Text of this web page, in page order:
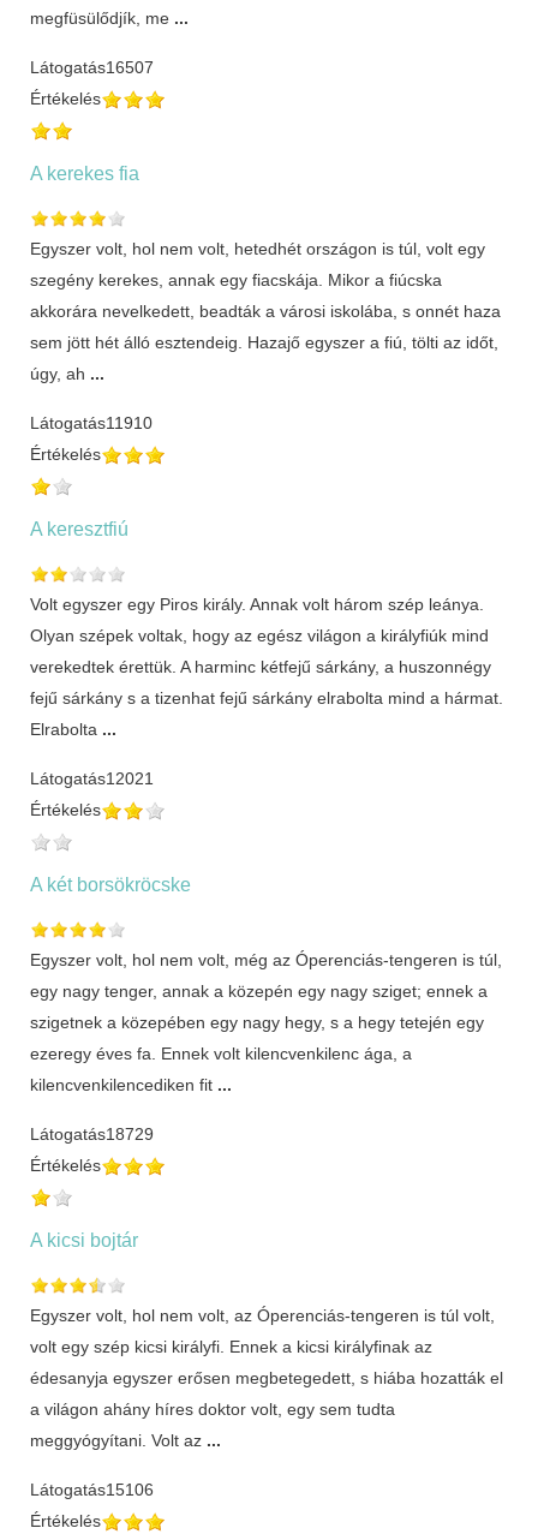
megfüsülődjík, me ...
Látogatás16507
Értékelés
A kerekes fia
Egyszer volt, hol nem volt, hetedhét országon is túl, volt egy
szegény kerekes, annak egy fiacskája. Mikor a fiúcska
akkorára nevelkedett, beadták a városi iskolába, s onnét haza
sem jött hét álló esztendeig. Hazajő egyszer a fiú, tölti az időt,
úgy, ah ...
Látogatás11910
Értékelés
A keresztfiú
Volt egyszer egy Piros király. Annak volt három szép leánya.
Olyan szépek voltak, hogy az egész világon a királyfiúk mind
verekedtek érettük. A harminc kétfejű sárkány, a huszonnégy
fejű sárkány s a tizenhat fejű sárkány elrabolta mind a hármat.
Elrabolta ...
Látogatás12021
Értékelés
A két borsökröcske
Egyszer volt, hol nem volt, még az Óperenciás-tengeren is túl,
egy nagy tenger, annak a közepén egy nagy sziget; ennek a
szigetnek a közepében egy nagy hegy, s a hegy tetején egy
ezeregy éves fa. Ennek volt kilencvenkilenc ága, a
kilencvenkilencediken fit ...
Látogatás18729
Értékelés
A kicsi bojtár
Egyszer volt, hol nem volt, az Óperenciás-tengeren is túl volt,
volt egy szép kicsi királyfi. Ennek a kicsi királyfinak az
édesanyja egyszer erősen megbetegedett, s hiába hozatták el
a világon ahány híres doktor volt, egy sem tudta
meggyógyítani. Volt az ...
Látogatás15106
Értékelés